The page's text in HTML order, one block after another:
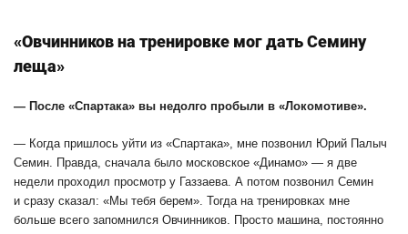
«Овчинников на тренировке мог дать Семину
леща»
— После «Спартака» вы недолго пробыли в «Локомотиве».
— Когда пришлось уйти из «Спартака», мне позвонил Юрий Палыч
Семин. Правда, сначала было московское «Динамо» — я две
недели проходил просмотр у Газзаева. А потом позвонил Семин
и сразу сказал: «Мы тебя берем». Тогда на тренировках мне
больше всего запомнился Овчинников. Просто машина, постоянно